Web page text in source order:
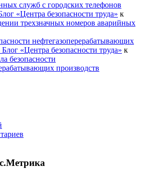
служб с городских телефонов
«Центра безопасности труда» к
трехзначных номеров аварийных
нефтегазоперерабатывающих
«Центра безопасности труда» к
безопасности
производств